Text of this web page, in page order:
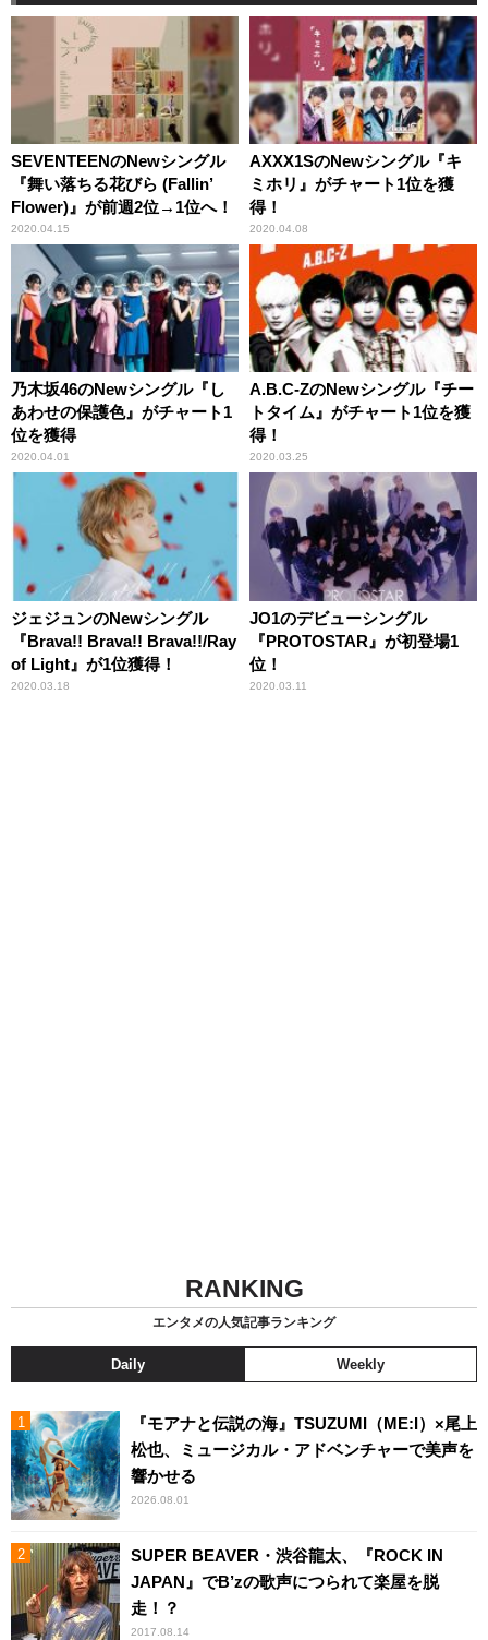
SEVENTEENのNewシングル
『舞い落ちる花びら (Fallin’
Flower)』が前週2位→1位へ！
2020.04.15
AXXX1SのNewシングル『キ
ミホリ』がチャート1位を獲
得！
2020.04.08
乃木坂46のNewシングル『し
あわせの保護色』がチャート1
位を獲得
2020.04.01
A.B.C-ZのNewシングル『チー
トタイム』がチャート1位を獲
得！
2020.03.25
ジェジュンのNewシングル
『Brava!! Brava!! Brava!!/Ray
of Light』が1位獲得！
2020.03.18
JO1のデビューシングル
『PROTOSTAR』が初登場1
位！
2020.03.11
RANKING
エンタメの人気記事ランキング
Daily Weekly
『モアナと伝説の海』TSUZUMI（ME:I）×尾上
松也、ミュージカル・アドベンチャーで美声を
響かせる
2026.08.01
SUPER BEAVER・渋谷龍太、『ROCK IN
JAPAN』でB’zの歌声につられて楽屋を脱
走！？
2017.08.14